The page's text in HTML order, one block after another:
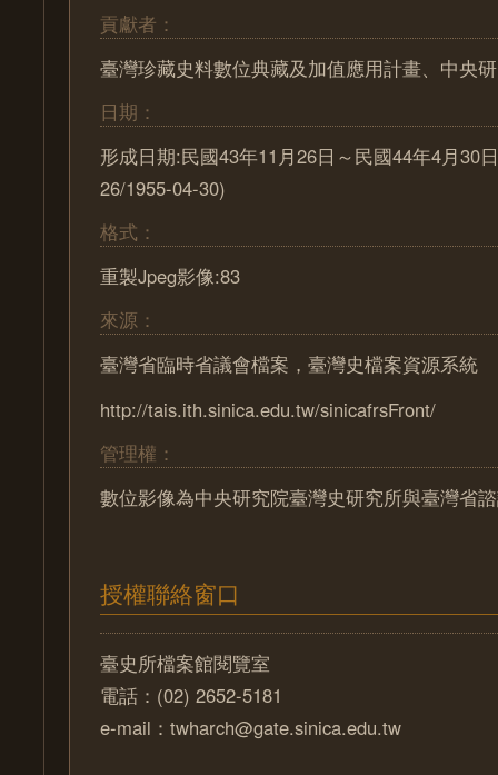
貢獻者：
臺灣珍藏史料數位典藏及加值應用計畫、中央
日期：
形成日期:民國43年11月26日～民國44年4月30
26/1955-04-30)
格式：
重製Jpeg影像:83
來源：
臺灣省臨時省議會檔案，臺灣史檔案資源系統
http://tais.ith.sinica.edu.tw/sinicafrsFront/
管理權：
數位影像為中央研究院臺灣史研究所與臺灣省
授權聯絡窗口
臺史所檔案館閱覽室
電話：(02) 2652-5181
e-mail：twharch@gate.sinica.edu.tw